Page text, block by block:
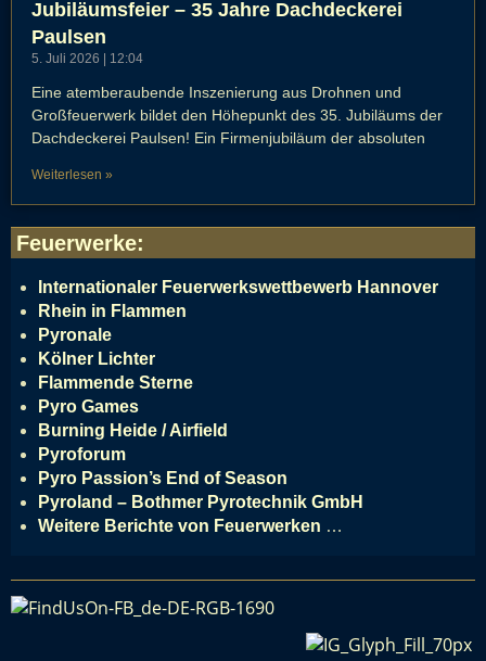
Jubiläumsfeier – 35 Jahre Dachdeckerei
Paulsen
5. Juli 2026 12:04
Eine atemberaubende Inszenierung aus Drohnen und
Großfeuerwerk bildet den Höhepunkt des 35. Jubiläums der
Dachdeckerei Paulsen! Ein Firmenjubiläum der absoluten
Weiterlesen »
Feuerwerke:
Internationaler Feuerwerkswettbewerb Hannover
Rhein in Flammen
Pyronale
Kölner Lichter
Flammende Sterne
Pyro Games
Burning Heide / Airfield
Pyroforum
Pyro Passion’s End of Season
Pyroland – Bothmer Pyrotechnik GmbH
Weitere Berichte von Feuerwerken …